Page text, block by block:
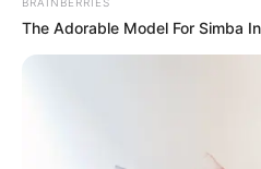
gekauft wird, ist das eine
BRAINBERRIES
The Adorable Model For Simba